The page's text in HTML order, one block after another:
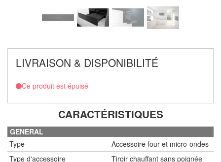
LIVRAISON & DISPONIBILITÉ
Ce produit est épuisé
CARACTÉRISTIQUES
GENERAL
Type
Accessoire four et micro-ondes
Type d'accessoire
Tiroir chauffant sans poignée